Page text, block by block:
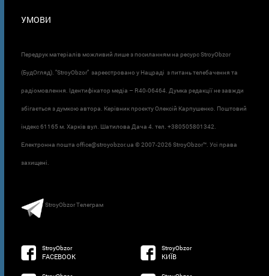
УМОВИ
Передрук матеріалів можливий лише з посиланням на ресурс StroyObzor
(БудОгляд). "StroyObzor" зареєстровано у Нацраді з питань телебачення та
радіомовлення. Ідентифікатор медіа – R40-06464. Думка редакції не завжди
збігається з думкою автора. Керівник проєкту Олексій Карпушенко. Поштовий
індекс 61165 м. Харків вул. Шатилова Дача 4. тел. +380505801342.
Електронна пошта office@stroyobzor.ua © 2007-2026 StroyObzor™. Усі права
захищені.
StroyObzor Телеграм
StroyObzor
FACEBOOK
StroyObzor
КИЇВ